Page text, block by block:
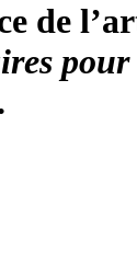
de